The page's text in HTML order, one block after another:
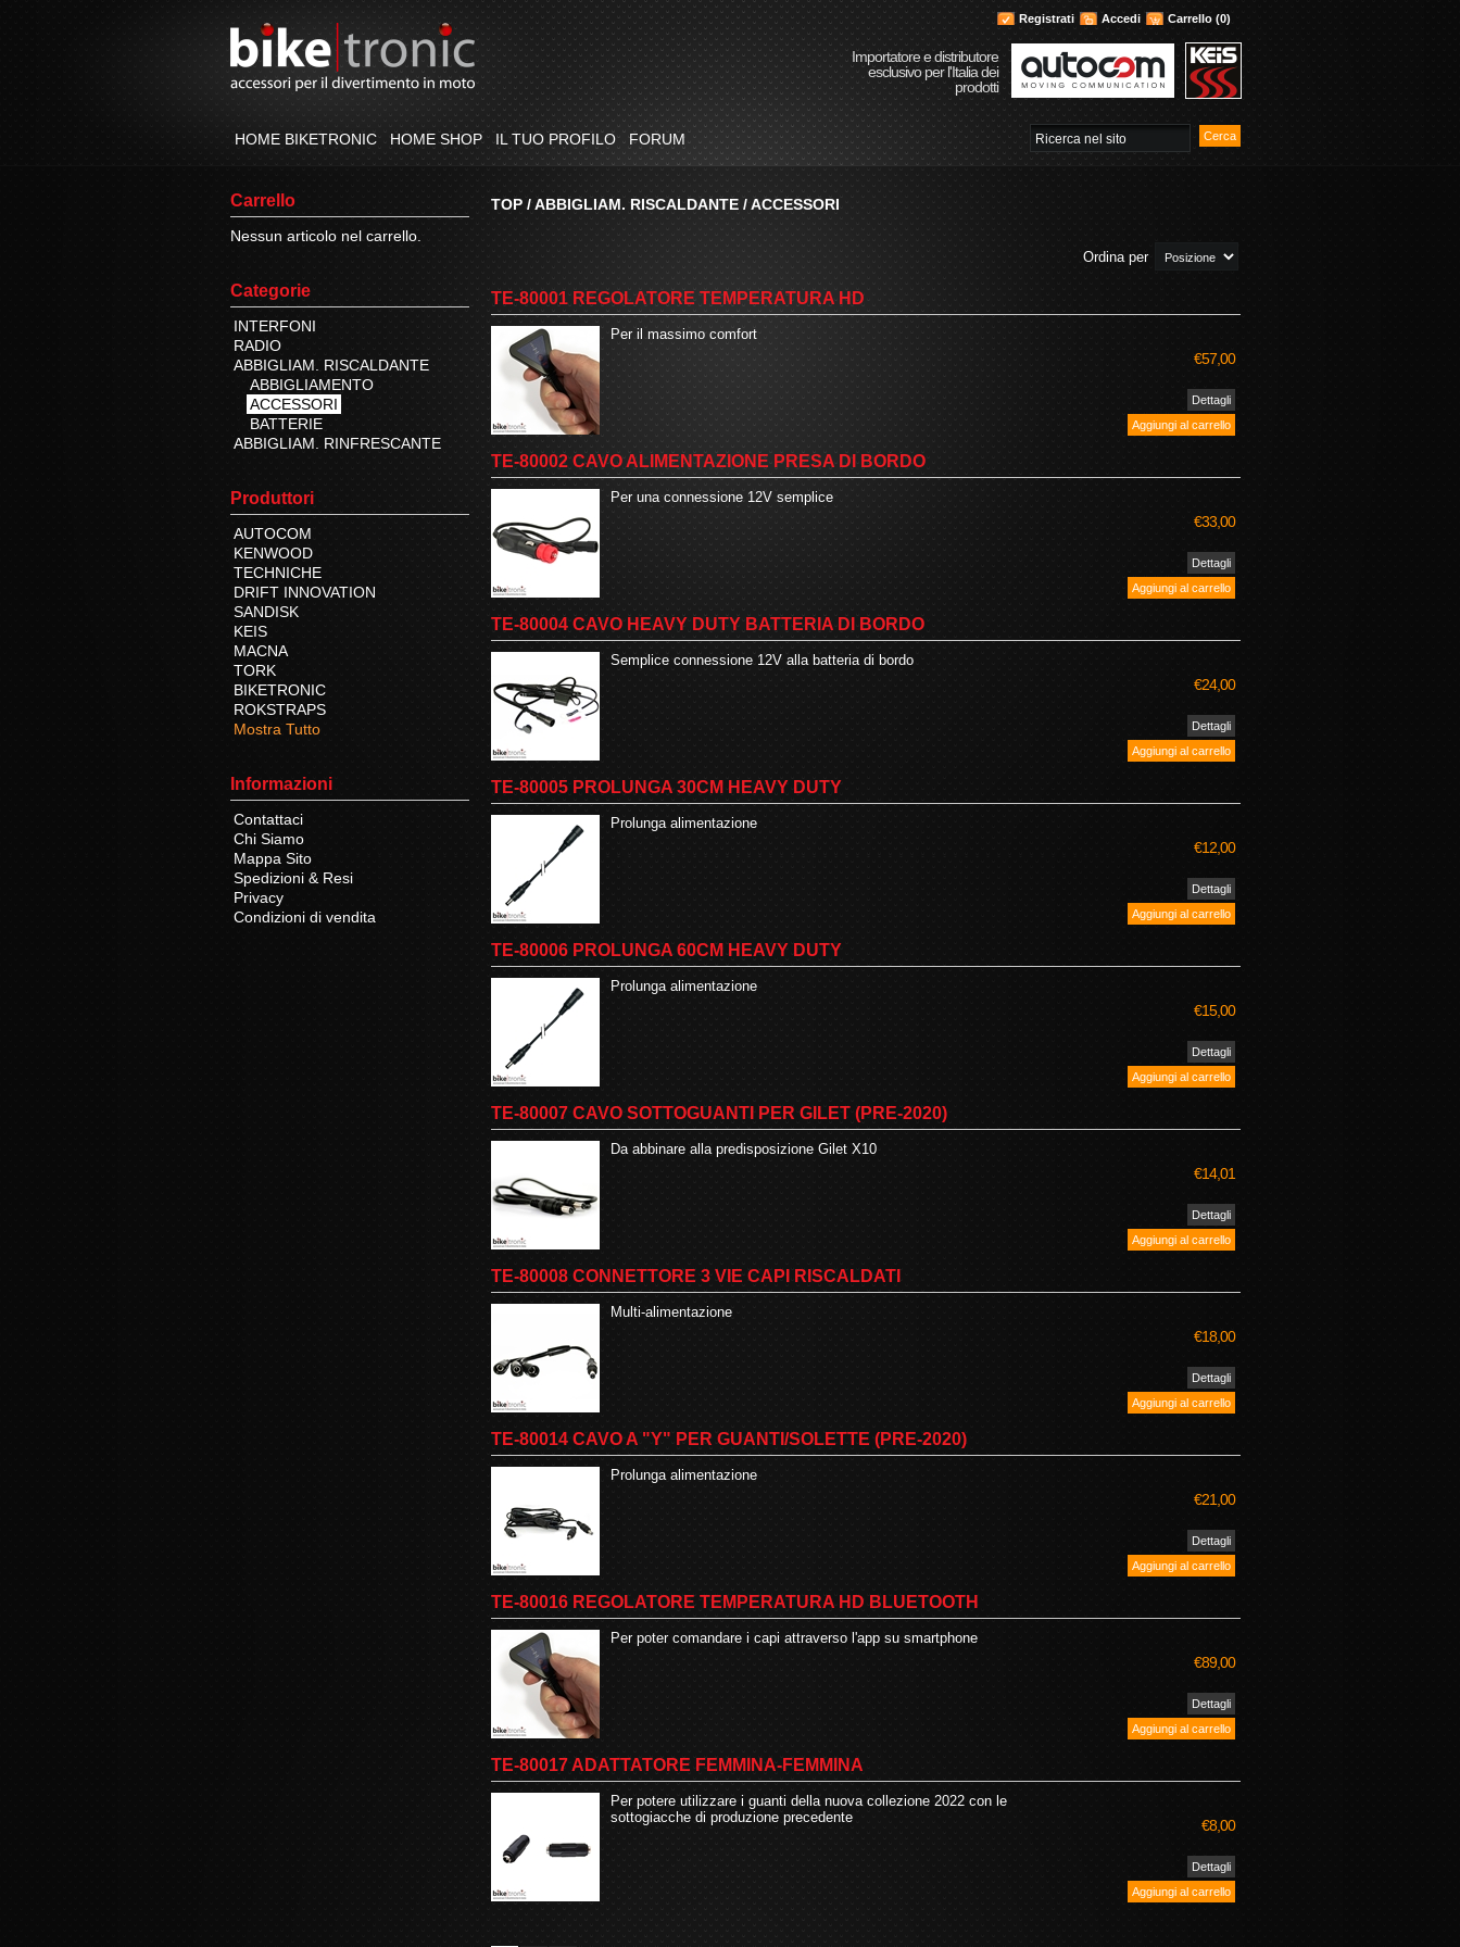
Importatore e distributore
esclusivo per l'Italia dei
prodotti
Registrati Accedi Carrello (0)
HOME BIKETRONIC HOME SHOP IL TUO PROFILO FORUM
Carrello
Nessun articolo nel carrello.
Categorie
INTERFONI
RADIO
ABBIGLIAM. RISCALDANTE
ABBIGLIAMENTO
ACCESSORI
BATTERIE
ABBIGLIAM. RINFRESCANTE
Produttori
AUTOCOM
KENWOOD
TECHNICHE
DRIFT INNOVATION
SANDISK
KEIS
MACNA
TORK
BIKETRONIC
ROKSTRAPS
Mostra Tutto
Informazioni
Contattaci
Chi Siamo
Mappa Sito
Spedizioni & Resi
Privacy
Condizioni di vendita
TOP /ABBIGLIAM. RISCALDANTE /ACCESSORI
Ordina per
TE-80001 REGOLATORE TEMPERATURA HD
Per il massimo comfort
€57,00
TE-80002 CAVO ALIMENTAZIONE PRESA DI BORDO
Per una connessione 12V semplice
€33,00
TE-80004 CAVO HEAVY DUTY BATTERIA DI BORDO
Semplice connessione 12V alla batteria di bordo
€24,00
TE-80005 PROLUNGA 30CM HEAVY DUTY
Prolunga alimentazione
€12,00
TE-80006 PROLUNGA 60CM HEAVY DUTY
Prolunga alimentazione
€15,00
TE-80007 CAVO SOTTOGUANTI PER GILET (PRE-2020)
Da abbinare alla predisposizione Gilet X10
€14,01
TE-80008 CONNETTORE 3 VIE CAPI RISCALDATI
Multi-alimentazione
€18,00
TE-80014 CAVO A "Y" PER GUANTI/SOLETTE (PRE-2020)
Prolunga alimentazione
€21,00
TE-80016 REGOLATORE TEMPERATURA HD BLUETOOTH
Per poter comandare i capi attraverso l'app su smartphone
€89,00
TE-80017 ADATTATORE FEMMINA-FEMMINA
Per potere utilizzare i guanti della nuova collezione 2022 con le
sottogiacche di produzione precedente
€8,00